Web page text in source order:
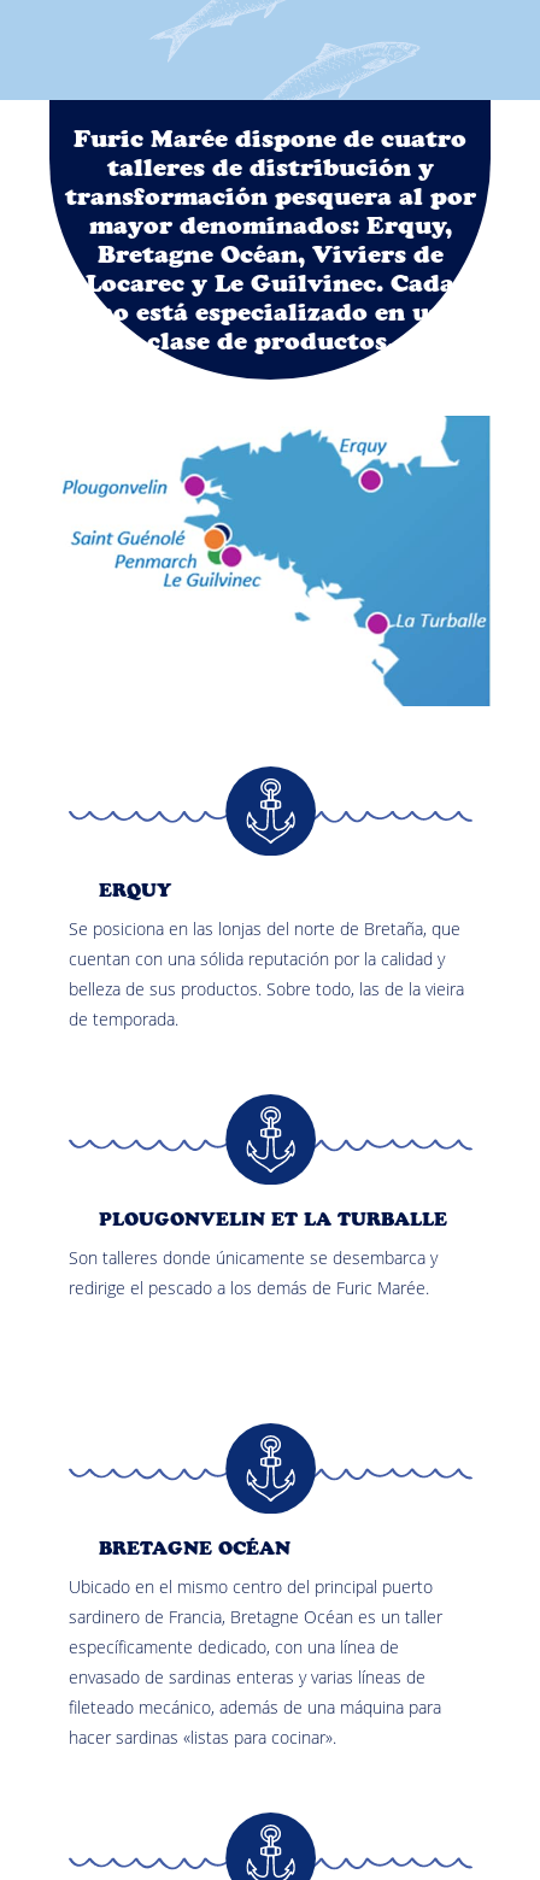
Además, Furic Marée realiza múltiples
acuerdos de colaboración con
embarcaciones, algo que proporciona
una máxima frescura y calidad, a la vez
que garantiza el abastecimiento y
asigna más valor al trabajo de los
pescadores
ERQUY
Se posiciona en las lonjas del norte de Bretaña, que
cuentan con una sólida reputación por la calidad y
belleza de sus productos. Sobre todo, las de la vieira
de temporada.
PLOUGONVELIN ET LA TURBALLE
Son talleres donde únicamente se desembarca y
redirige el pescado a los demás de Furic Marée.
Furic Marée dispone de cuatro
talleres de distribución y
transformación pesquera al por
mayor denominados: Erquy,
Bretagne Océan, Viviers de
Locarec y Le Guilvinec. Cada
uno está especializado en una
clase de productos.
BRETAGNE OCÉAN
Ubicado en el mismo centro del principal puerto
sardinero de Francia, Bretagne Océan es un taller
específicamente dedicado, con una línea de
envasado de sardinas enteras y varias líneas de
fileteado mecánico, además de una máquina para
hacer sardinas «listas para cocinar».